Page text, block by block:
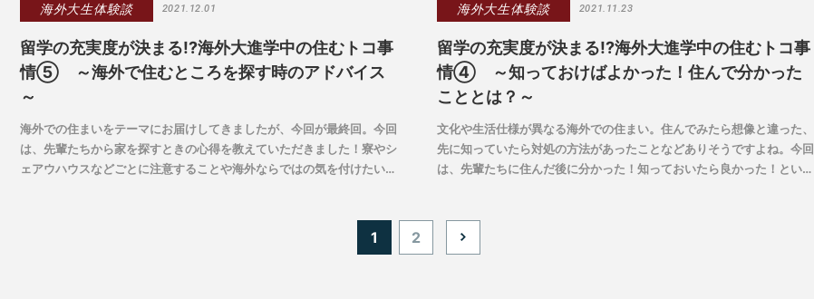
海外大生体験談 2021.12.01
留学の充実度が決まる!?海外大進学中の住むトコ事
情⑤ ～海外で住むところを探す時のアドバイス
～
海外での住まいをテーマにお届けしてきましたが、今回が最終回。今回
は、先輩たちから家を探すときの心得を教えていただきました！寮やシ
ェアウハウスなどごとに注意することや海外ならではの気を付けたいポ
海外大生体験談 2021.11.23
留学の充実度が決まる!?海外大進学中の住むトコ事
情④ ～知っておけばよかった！住んで分かった
こととは？～
文化や生活仕様が異なる海外での住まい。住んでみたら想像と違った、
先に知っていたら対処の方法があったことなどありそうですよね。今回
は、先輩たちに住んだ後に分かった！知っておいたら良かった！という
1 2